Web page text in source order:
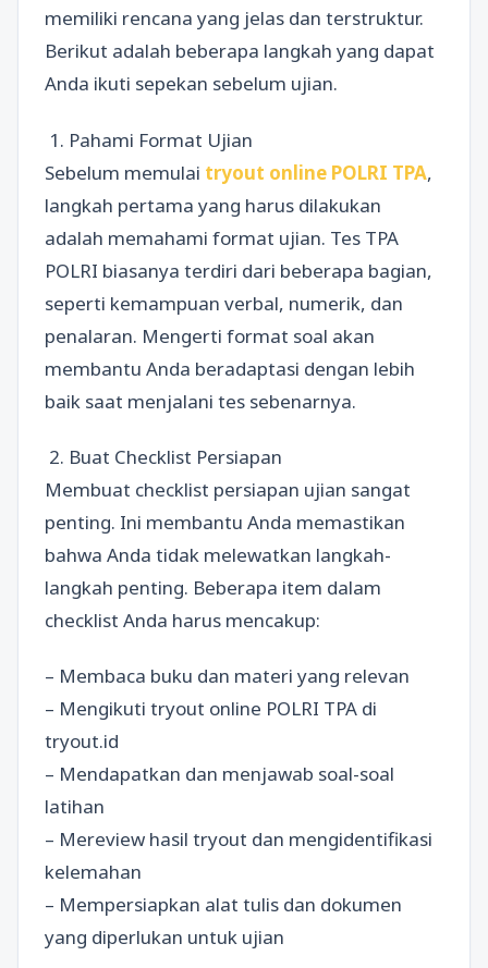
memiliki rencana yang jelas dan terstruktur.
Berikut adalah beberapa langkah yang dapat
Anda ikuti sepekan sebelum ujian.
1. Pahami Format Ujian
Sebelum memulai tryout online POLRI TPA,
langkah pertama yang harus dilakukan
adalah memahami format ujian. Tes TPA
POLRI biasanya terdiri dari beberapa bagian,
seperti kemampuan verbal, numerik, dan
penalaran. Mengerti format soal akan
membantu Anda beradaptasi dengan lebih
baik saat menjalani tes sebenarnya.
2. Buat Checklist Persiapan
Membuat checklist persiapan ujian sangat
penting. Ini membantu Anda memastikan
bahwa Anda tidak melewatkan langkah-
langkah penting. Beberapa item dalam
checklist Anda harus mencakup:
– Membaca buku dan materi yang relevan
– Mengikuti tryout online POLRI TPA di
tryout.id
– Mendapatkan dan menjawab soal-soal
latihan
– Mereview hasil tryout dan mengidentifikasi
kelemahan
– Mempersiapkan alat tulis dan dokumen
yang diperlukan untuk ujian